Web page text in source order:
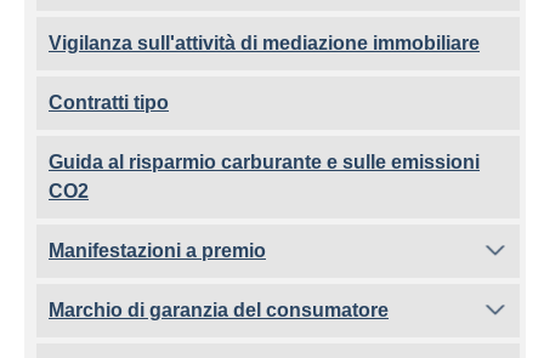
Vigilanza sull'attività di mediazione immobiliare
Contratti tipo
Guida al risparmio carburante e sulle emissioni
CO2
Manifestazioni a premio
Marchio di garanzia del consumatore